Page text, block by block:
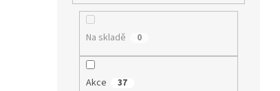
Na skladě 0
Akce 37